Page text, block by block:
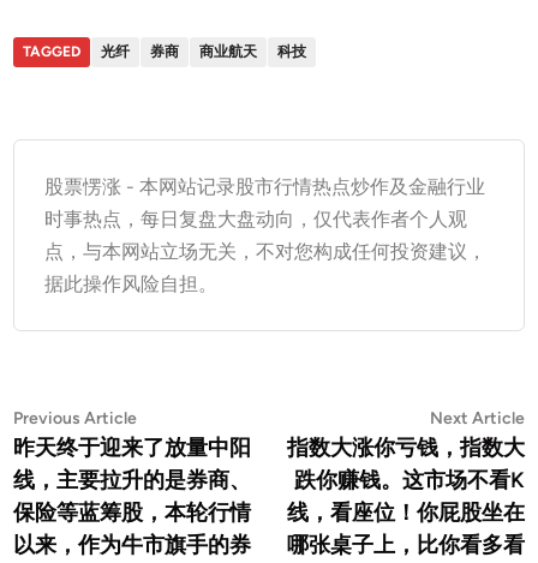
TAGGED 光纤 券商 商业航天 科技
股票愣涨 - 本网站记录股市行情热点炒作及金融行业
时事热点，每日复盘大盘动向，仅代表作者个人观
点，与本网站立场无关，不对您构成任何投资建议，
据此操作风险自担。
文
章
导
航
Previous ArticlePrevious
article:
昨天终于迎来了放量中阳
线，主要拉升的是券商、
保险等蓝筹股，本轮行情
以来，作为牛市旗手的券
Next Article
指数大涨你亏钱，指数大
跌你赚钱。这市场不看K
线，看座位！你屁股坐在
哪张桌子上，比你看多看